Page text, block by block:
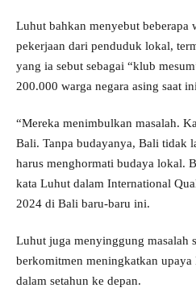
Luhut bahkan menyebut beberapa
pekerjaan dari penduduk lokal,
yang ia sebut sebagai “klub
200.000 warga negara asing saat
“Mereka menimbulkan masalah.
Bali. Tanpa budayanya, Bali tidak
harus menghormati budaya lokal.
kata Luhut dalam International
2024 di Bali baru-baru ini.
Luhut juga menyinggung masalah
berkomitmen meningkatkan upaya
dalam setahun ke depan.